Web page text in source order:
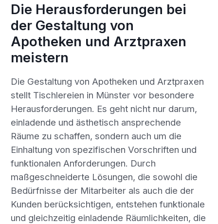
Die Herausforderungen bei
der Gestaltung von
Apotheken und Arztpraxen
meistern
Die Gestaltung von Apotheken und Arztpraxen
stellt Tischlereien in Münster vor besondere
Herausforderungen. Es geht nicht nur darum,
einladende und ästhetisch ansprechende
Räume zu schaffen, sondern auch um die
Einhaltung von spezifischen Vorschriften und
funktionalen Anforderungen. Durch
maßgeschneiderte Lösungen, die sowohl die
Bedürfnisse der Mitarbeiter als auch die der
Kunden berücksichtigen, entstehen funktionale
und gleichzeitig einladende Räumlichkeiten, die